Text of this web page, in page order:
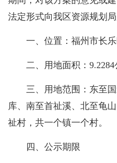
法定形式向我区资源规划局
一、位置：福州市长乐
二、用地面积：9.2284
三、用地范围：东至国
库、南至首祉溪、北至龟
祉村，共一个镇一个村。
四、公示期限